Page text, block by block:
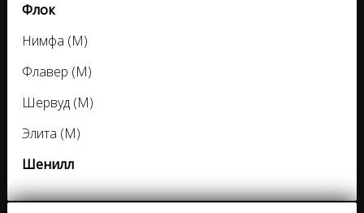
Флок
Нимфа (M)
Флавер (M)
Шервуд (M)
Элита (M)
Шенилл